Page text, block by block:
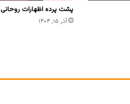
پشت پرده اظهارات روحانی
آذر ۱۵, ۱۴۰۴